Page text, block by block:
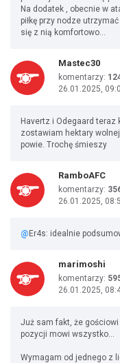
Na dodatek , obecnie w
piłkę przy nodze
się z nią komfortowo…
Mastec30
komentarzy:
26.01.2025,
Havertz i Odegaard teraz
zostawiam hektary
powie. Trochę śmieszy
RamboAFC
komentarzy:
26.01.2025,
@ Er4s: idealnie
marimoshi
komentarzy:
26.01.2025,
Już sam fakt, że
pozycji mowi wszystko...
Wymagam od jednego z